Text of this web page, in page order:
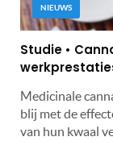
NIEUWS
Studie •
Medicinale
blij met de
van hun kwaal